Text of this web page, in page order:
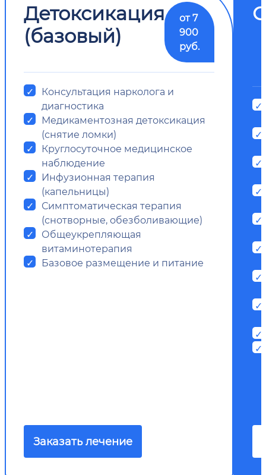
Детоксикация
(базовый)
от 7
900
руб.
Консультация нарколога и
диагностика
Медикаментозная детоксикация
(снятие ломки)
Круглосуточное медицинское
наблюдение
Инфузионная терапия
(капельницы)
Симптоматическая терапия
(снотворные, обезболивающие)
Общеукрепляющая
витаминотерапия
Базовое размещение и питание
Заказать лечение